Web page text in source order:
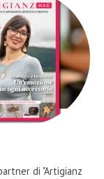
di "Artigianz